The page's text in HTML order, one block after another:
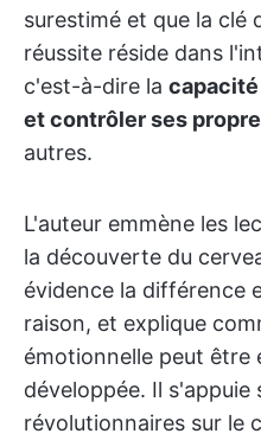
surestimé et que la clé
réussite réside dans
c'est-à-dire la
et contrôler ses
autres.
L'auteur emmène les
la découverte du
évidence la différence
raison, et explique
émotionnelle peut être
développée. Il s'appuie
révolutionnaires sur le